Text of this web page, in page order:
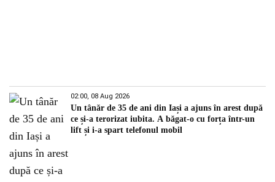
02:00, 08 Aug 2026
Un tânăr de 35 de ani din Iași a ajuns în arest după
ce și-a terorizat iubita. A băgat-o cu forța într-un
lift și i-a spart telefonul mobil